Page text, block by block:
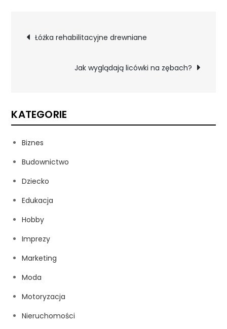
Nawigacja
wpisu
Łóżka rehabilitacyjne drewniane
Jak wyglądają licówki na zębach?
KATEGORIE
Biznes
Budownictwo
Dziecko
Edukacja
Hobby
Imprezy
Marketing
Moda
Motoryzacja
Nieruchomości